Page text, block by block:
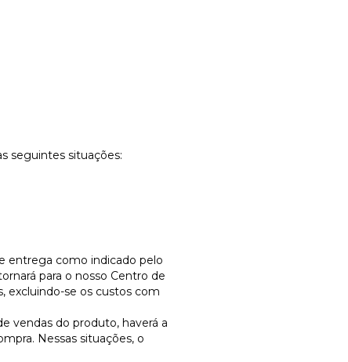
seguintes situações:
entrega como indicado pelo
para o nosso Centro de
excluindo-se os custos com
vendas do produto, haverá a
Nessas situações, o